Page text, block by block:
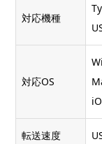
対応機種
対応OS
転送速度